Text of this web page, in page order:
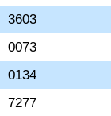
3603
0073
0134
7277